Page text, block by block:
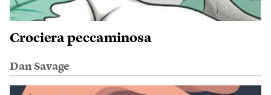
Crociera peccaminosa
Dan Savage